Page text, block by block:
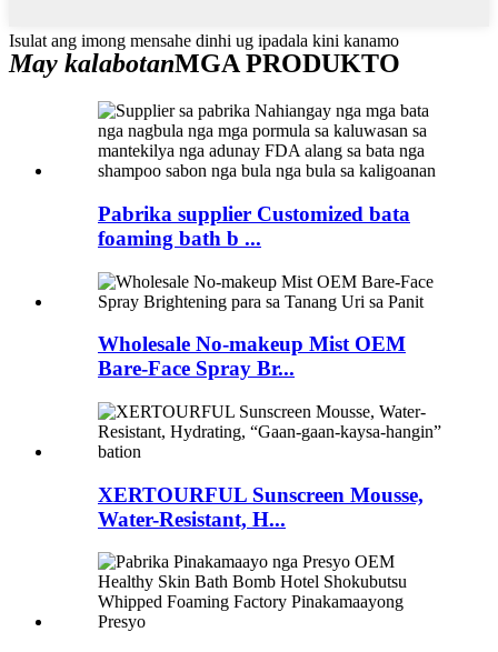
Isulat ang imong mensahe dinhi ug ipadala kini kanamo
May kalabotanMGA PRODUKTO
Pabrika supplier Customized bata
foaming bath b ...
Wholesale No-makeup Mist OEM
Bare-Face Spray Br...
XERTOURFUL Sunscreen Mousse,
Water-Resistant, H...